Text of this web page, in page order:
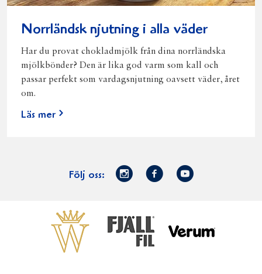
Norrländsk njutning i alla väder
Har du provat chokladmjölk från dina norrländska
mjölkbönder? Den är lika god varm som kall och
passar perfekt som vardagsnjutning oavsett väder, året
om.
Läs mer
Följ oss:
Norrmejerier
Facebook
Youtube
Gör gott för
Norrländska
VästerbottensostFjällfil